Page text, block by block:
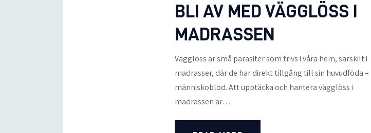
BLI AV MED VÄGGLÖSS I
MADRASSEN
Vägglöss är små parasiter som trivs i våra hem, särskilt i
madrasser, där de har direkt tillgång till sin huvudföda –
människoblod. Att upptäcka och hantera vägglöss i
madrassen är…